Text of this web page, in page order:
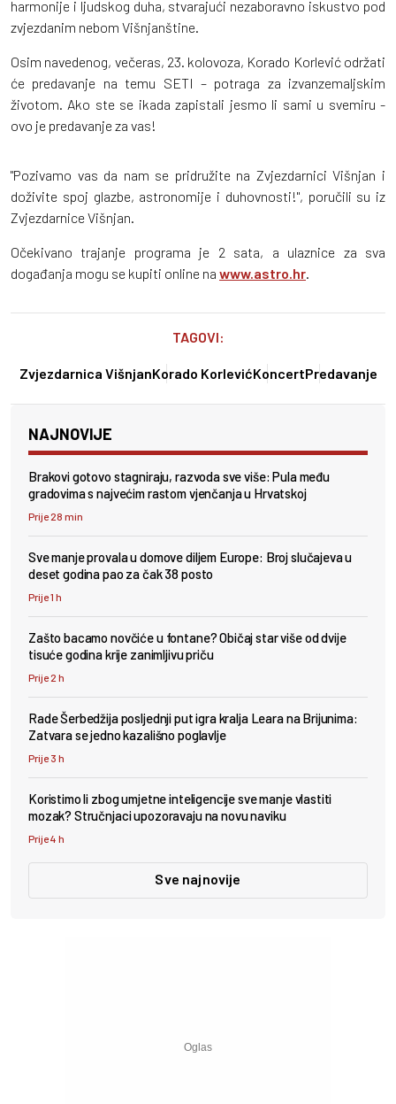
harmonije i ljudskog duha, stvarajući nezaboravno iskustvo pod
zvjezdanim nebom Višnjanštine.
Osim navedenog, večeras, 23. kolovoza, Korado Korlević održati
će predavanje na temu SETI – potraga za izvanzemaljskim
životom. Ako ste se ikada zapistali jesmo li sami u svemiru -
ovo je predavanje za vas!
"Pozivamo vas da nam se pridružite na Zvjezdarnici Višnjan i
doživite spoj glazbe, astronomije i duhovnosti!", poručili su iz
Zvjezdarnice Višnjan.
Očekivano trajanje programa je 2 sata, a ulaznice za sva
događanja mogu se kupiti online na www.astro.hr.
TAGOVI:
Zvjezdarnica VišnjanKorado KorlevićKoncertPredavanje
NAJNOVIJE
Brakovi gotovo stagniraju, razvoda sve više: Pula među
gradovima s najvećim rastom vjenčanja u Hrvatskoj
Prije 28 min
Sve manje provala u domove diljem Europe: Broj slučajeva u
deset godina pao za čak 38 posto
Prije 1 h
Zašto bacamo novčiće u fontane? Običaj star više od dvije
tisuće godina krije zanimljivu priču
Prije 2 h
Rade Šerbedžija posljednji put igra kralja Leara na Brijunima:
Zatvara se jedno kazališno poglavlje
Prije 3 h
Koristimo li zbog umjetne inteligencije sve manje vlastiti
mozak? Stručnjaci upozoravaju na novu naviku
Prije 4 h
Sve najnovije